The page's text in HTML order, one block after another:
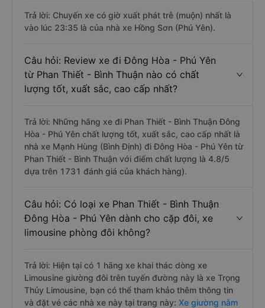
Trả lời: Chuyến xe có giờ xuất phát trễ (muộn) nhất là
vào lúc 23:35 là của nhà xe Hồng Sơn (Phú Yên).
Câu hỏi: Review xe đi Đông Hòa - Phú Yên
từ Phan Thiết - Bình Thuận nào có chất
lượng tốt, xuất sắc, cao cấp nhất?
Trả lời: Những hãng xe đi Phan Thiết - Bình Thuận Đông
Hòa - Phú Yên chất lượng tốt, xuất sắc, cao cấp nhất là
nhà xe Mạnh Hùng (Bình Định) đi Đông Hòa - Phú Yên từ
Phan Thiết - Bình Thuận với điểm chất lượng là 4.8/5
dựa trên 1731 đánh giá của khách hàng).
Câu hỏi: Có loại xe Phan Thiết - Bình Thuận
Đông Hòa - Phú Yên dành cho cặp đôi, xe
limousine phòng đôi không?
Trả lời: Hiện tại có 1 hãng xe khai thác dòng xe
Limousine giường đôi trên tuyến đường này là xe Trọng
Thủy Limousine, bạn có thể tham khảo thêm thông tin
và đặt vé các nhà xe này tại trang này: Xe giường nằm